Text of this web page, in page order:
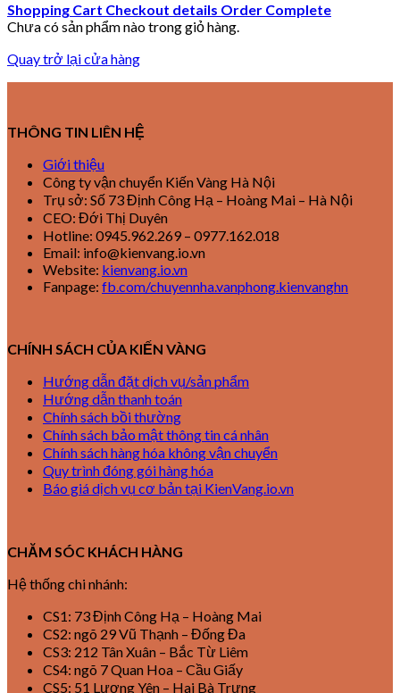
Shopping Cart Checkout details Order Complete
Chưa có sản phẩm nào trong giỏ hàng.
Quay trở lại cửa hàng
THÔNG TIN LIÊN HỆ
Giới thiệu
Công ty vận chuyển Kiến Vàng Hà Nội
Trụ sở: Số 73 Định Công Hạ – Hoàng Mai – Hà Nội
CEO: Đới Thị Duyên
Hotline: 0945.962.269 – 0977.162.018
Email: info@kienvang.io.vn
Website: kienvang.io.vn
Fanpage: fb.com/chuyennha.vanphong.kienvanghn
CHÍNH SÁCH CỦA KIẾN VÀNG
Hướng dẫn đặt dịch vụ/sản phẩm
Hướng dẫn thanh toán
Chính sách bồi thường
Chính sách bảo mật thông tin cá nhân
Chính sách hàng hóa không vận chuyển
Quy trình đóng gói hàng hóa
Báo giá dịch vụ cơ bản tại KienVang.io.vn
CHĂM SÓC KHÁCH HÀNG
Hệ thống chi nhánh:
CS1: 73 Định Công Hạ – Hoàng Mai
CS2: ngõ 29 Vũ Thạnh – Đống Đa
CS3: 212 Tân Xuân – Bắc Từ Liêm
CS4: ngõ 7 Quan Hoa – Cầu Giấy
CS5: 51 Lương Yên – Hai Bà Trưng